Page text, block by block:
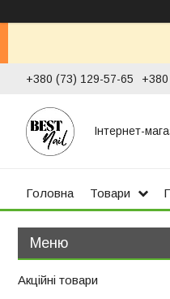
+380 (73) 129-57-65
Інтернет-
Головна Товари
Акційні товари